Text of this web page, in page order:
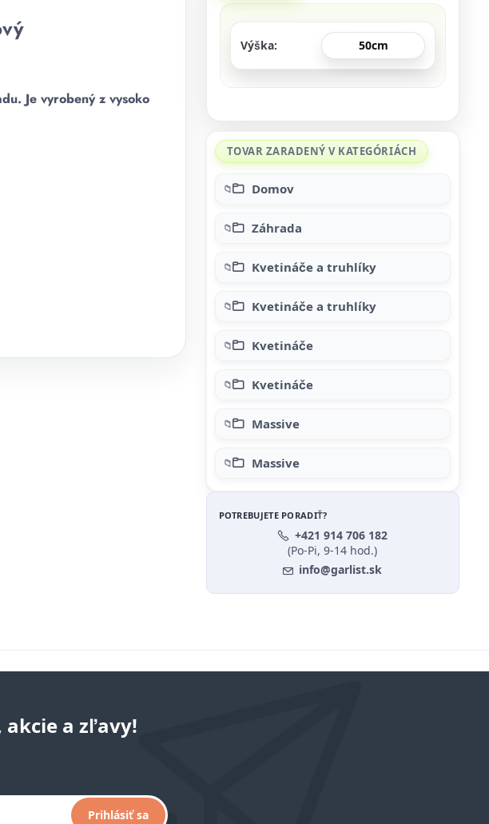
Je vyrobený z vysoko
Výška 50cm
TOVAR ZARADENÝ V KATEGÓRIÁCH
Domov
Záhrada
Kvetináče a truhlíky
Kvetináče a truhlíky
Kvetináče
Kvetináče
Massive
Massive
POTREBUJETE PORADIŤ?
+421 914 706 182
(Po-Pi, 9-14 hod.)
info@garlist.sk
a zľavy!
Prihlásiť sa